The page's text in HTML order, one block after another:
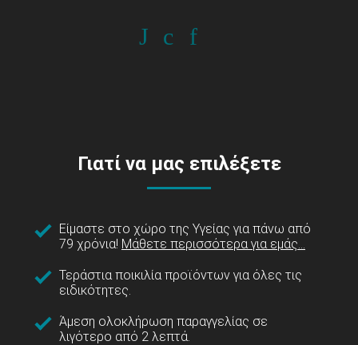
Γιατί να μας επιλέξετε
Είμαστε στο χώρο της Υγείας για πάνω από
79 χρόνια! Μάθετε περισσότερα για εμάς...
Τεράστια ποικιλία προϊόντων για όλες τις
ειδικότητες.
Άμεση ολοκλήρωση παραγγελίας σε
λιγότερο από 2 λεπτά.